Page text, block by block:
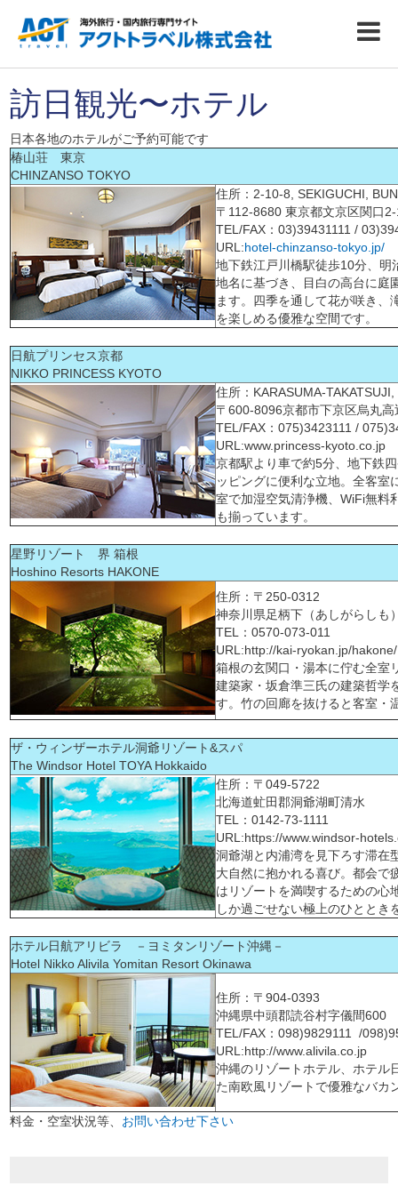
訪日観光〜ホテル
日本各地のホテルがご予約可能です
椿山荘 東京
CHINZANSO TOKYO
住所：2-10-8, SEKIGUCHI,
〒112-8680 東京都文京区関口
TEL/FAX：03)39431111 /
URL:hotel-chinzanso-tokyo.jp/
地下鉄江戸川橋駅徒歩10分、明
地名に基づき、目白の高台に庭
ます。四季を通して花が咲き、
を楽しめる優雅な空間です。
日航プリンセス京都
NIKKO PRINCESS KYOTO
住所：KARASUMA-
〒600-8096京都市下京区烏丸高
TEL/FAX：075)3423111 /
URL:www.princess-kyoto.co.jp
京都駅より車で約5分、地下鉄
ッピングに便利な立地。全客室
室で加湿空気清浄機、WiFi無料
も揃っています。
星野リゾート 界 箱根
Hoshino Resorts HAKONE
住所：〒250-0312
神奈川県足柄下（あしがらしも
TEL：0570-073-011
URL:http://kai-ryokan.jp/hakone/
箱根の玄関口・湯本に佇む全室
建築家・坂倉準三氏の建築哲学
す。竹の回廊を抜けると客室・
ザ・ウィンザーホテル洞爺リゾート&スパ
The Windsor Hotel TOYA Hokkaido
住所：〒049-5722
北海道虻田郡洞爺湖町清水
TEL：0142-73-1111
URL:https://www.windsor-
洞爺湖と内浦湾を見下ろす滞在
大自然に抱かれる喜び。都会で
はリゾートを満喫するための心
しか過ごせない極上のひととき
ホテル日航アリビラ －ヨミタンリゾート沖縄－
Hotel Nikko Alivila Yomitan Resort Okinawa
住所：〒904-0393
沖縄県中頭郡読谷村字儀間600
TEL/FAX：098)9829111 /
URL:http://www.alivila.co.jp
沖縄のリゾートホテル、ホテル
た南欧風リゾートで優雅なバカ
料金・空室状況等、 お問い合わせ下さい